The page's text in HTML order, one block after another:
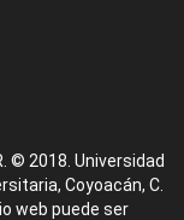
© 2018. Universidad
Coyoacán, C.
web puede ser